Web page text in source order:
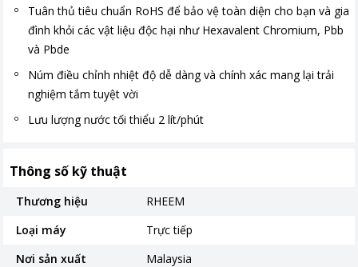
Tuân thủ tiêu chuẩn RoHS để bảo vệ toàn diện cho bạn và gia
đình khỏi các vật liệu độc hại như Hexavalent Chromium, Pbb
và Pbde
Núm điều chỉnh nhiệt độ dễ dàng và chính xác mang lại trải
nghiệm tắm tuyệt vời
Lưu lượng nước tối thiểu 2 lít/phút
Thông số kỹ thuật
Thương hiệu
RHEEM
Loại máy
Trực tiếp
Nơi sản xuất
Malaysia